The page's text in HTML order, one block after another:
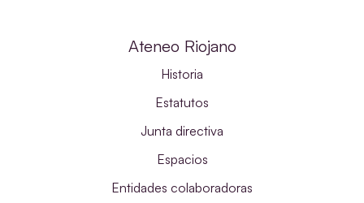
Ateneo Riojano
Historia
Estatutos
Junta directiva
Espacios
Entidades colaboradoras